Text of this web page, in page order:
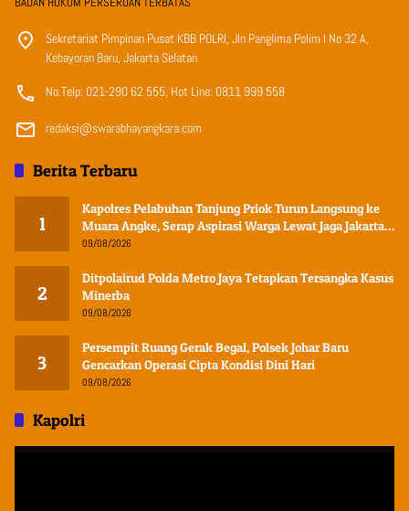
Sekretariat Pimpinan Pusat KBB POLRI, Jln Panglima Polim I No 32 A,
Kebayoran Baru, Jakarta Selatan
No.Telp: 021-290 62 555, Hot Line: 0811 999 558
redaksi@swarabhayangkara.com
Berita Terbaru
1
Kapolres Pelabuhan Tanjung Priok Turun Langsung ke
Muara Angke, Serap Aspirasi Warga Lewat Jaga Jakarta
On The Spot
09/08/2026
2
Ditpolairud Polda Metro Jaya Tetapkan Tersangka Kasus
Minerba
09/08/2026
3
Persempit Ruang Gerak Begal, Polsek Johar Baru
Gencarkan Operasi Cipta Kondisi Dini Hari
09/08/2026
Kapolri